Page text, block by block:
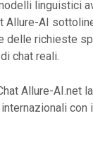
linguistici
Allure-AI
delle richieste
chat reali.
Allure-AI.net la
con